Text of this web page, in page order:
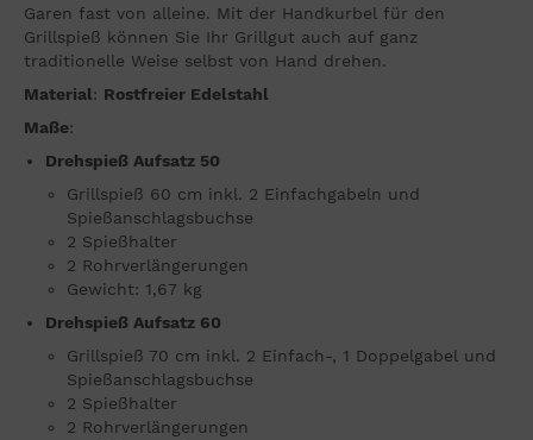
Garen fast von alleine. Mit der Handkurbel für den
Grillspieß können Sie Ihr Grillgut auch auf ganz
traditionelle Weise selbst von Hand drehen.
Material: Rostfreier Edelstahl
Maße:
Drehspieß Aufsatz 50
Grillspieß 60 cm inkl. 2 Einfachgabeln und
Spießanschlagsbuchse
2 Spießhalter
2 Rohrverlängerungen
Gewicht: 1,67 kg
Drehspieß Aufsatz 60
Grillspieß 70 cm inkl. 2 Einfach-, 1 Doppelgabel und
Spießanschlagsbuchse
2 Spießhalter
2 Rohrverlängerungen